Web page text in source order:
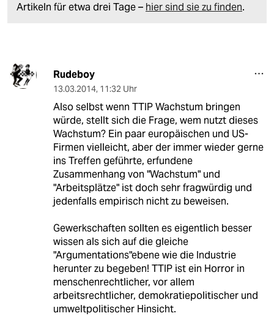
Artikeln für etwa drei Tage – hier sind sie zu finden.
Rudeboy
13.03.2014, 11:32 Uhr
Also selbst wenn TTIP Wachstum bringen
würde, stellt sich die Frage, wem nutzt dieses
Wachstum? Ein paar europäischen und US-
Firmen vielleicht, aber der immer wieder gerne
ins Treffen geführte, erfundene
Zusammenhang von "Wachstum" und
"Arbeitsplätze" ist doch sehr fragwürdig und
jedenfalls empirisch nicht zu beweisen.
Gewerkschaften sollten es eigentlich besser
wissen als sich auf die gleiche
"Argumentations"ebene wie die Industrie
herunter zu begeben! TTIP ist ein Horror in
menschenrechtlicher, vor allem
arbeitsrechtlicher, demokratiepolitischer und
umweltpolitischer Hinsicht.